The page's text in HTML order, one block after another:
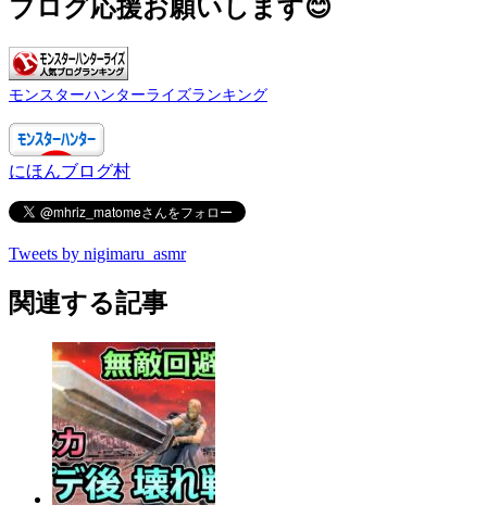
ブログ応援お願いします😊
モンスターハンターライズランキング
にほんブログ村
Tweets by nigimaru_asmr
関連する記事